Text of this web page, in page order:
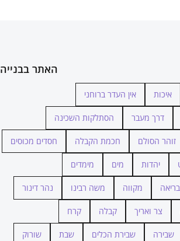
האתר בבנייה
איכות אין העדר ברוחני
דרך מעבר הסתלקות השכינה
זוהר הסולם חכמת הקבלה חסדים מכוסים
יהדות מים מימדים
מקווה משה רבינו נהר דינור
צר ואריך קבלה קרח
שבירה שבירת הכלים שבת שורוק